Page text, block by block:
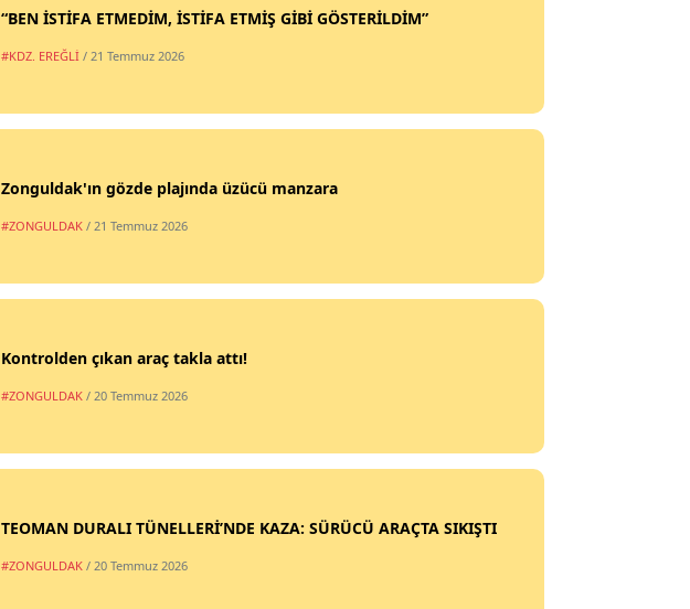
“BEN İSTİFA ETMEDİM, İSTİFA ETMİŞ GİBİ GÖSTERİLDİM”
#KDZ. EREĞLİ / 21 Temmuz 2026
Zonguldak'ın gözde plajında üzücü manzara
#ZONGULDAK / 21 Temmuz 2026
Kontrolden çıkan araç takla attı!
#ZONGULDAK / 20 Temmuz 2026
TEOMAN DURALI TÜNELLERİ’NDE KAZA: SÜRÜCÜ ARAÇTA SIKIŞTI
#ZONGULDAK / 20 Temmuz 2026